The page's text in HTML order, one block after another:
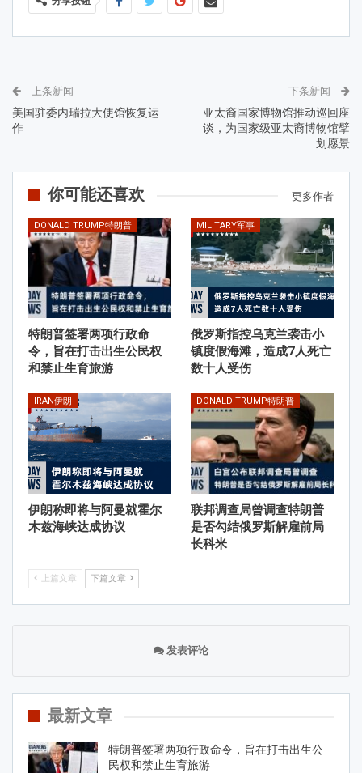
上条新闻
美国驻委内瑞拉大使馆恢复运
作
下条新闻
亚太裔国家博物馆推动巡回座
谈，为国家级亚太裔博物馆擘
划愿景
你可能还喜欢 更多作者
DONALD TRUMP特朗普
特朗普签署两项行政命
令，旨在打击出生公民权
和禁止生育旅游
MILITARY军事
俄罗斯指控乌克兰袭击小
镇度假海滩，造成7人死亡
数十人受伤
IRAN伊朗
伊朗称即将与阿曼就霍尔
木兹海峡达成协议
DONALD TRUMP特朗普
联邦调查局曾调查特朗普
是否勾结俄罗斯解雇前局
长科米
上篇文章 下篇文章
发表评论
最新文章
特朗普签署两项行政命令，旨在打击出生公
民权和禁止生育旅游